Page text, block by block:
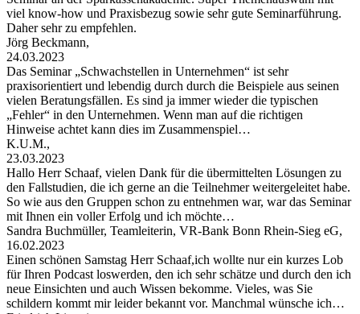
viel know-how und Praxisbezug sowie sehr gute Seminarführung.
Daher sehr zu empfehlen.
Jörg Beckmann,
24.03.2023
Das Seminar „Schwachstellen in Unternehmen“ ist sehr
praxisorientiert und lebendig durch durch die Beispiele aus seinen
vielen Beratungsfällen. Es sind ja immer wieder die typischen
„Fehler“ in den Unternehmen. Wenn man auf die richtigen
Hinweise achtet kann dies im Zusammenspiel…
K.U.M.,
23.03.2023
Hallo Herr Schaaf, vielen Dank für die übermittelten Lösungen zu
den Fallstudien, die ich gerne an die Teilnehmer weitergeleitet habe.
So wie aus den Gruppen schon zu entnehmen war, war das Seminar
mit Ihnen ein voller Erfolg und ich möchte…
Sandra Buchmüller, Teamleiterin, VR-Bank Bonn Rhein-Sieg eG,
16.02.2023
Einen schönen Samstag Herr Schaaf,ich wollte nur ein kurzes Lob
für Ihren Podcast loswerden, den ich sehr schätze und durch den ich
neue Einsichten und auch Wissen bekomme. Vieles, was Sie
schildern kommt mir leider bekannt vor. Manchmal wünsche ich…